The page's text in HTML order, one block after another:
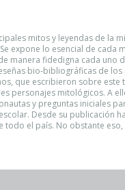
mitos y leyendas de la
expone lo esencial de cada
manera fidedigna cada uno
bio-bibliográficas de
que escribieron sobre este
personajes mitológicos. A
y preguntas iniciales
Desde su publicación
todo el país. No obstante eso,